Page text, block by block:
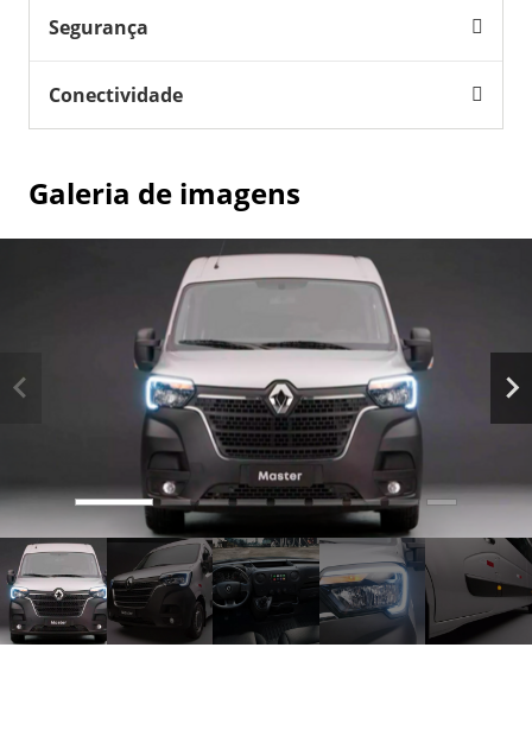
Segurança
Conectividade
Galeria de imagens